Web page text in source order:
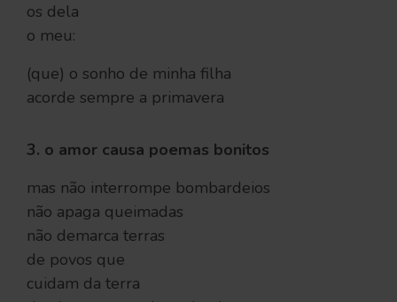
os dela
o meu:
(que) o sonho de minha filha
acorde sempre a primavera
3. o amor causa poemas bonitos
mas não interrompe bombardeios
não apaga queimadas
não demarca terras
de povos que
cuidam da terra